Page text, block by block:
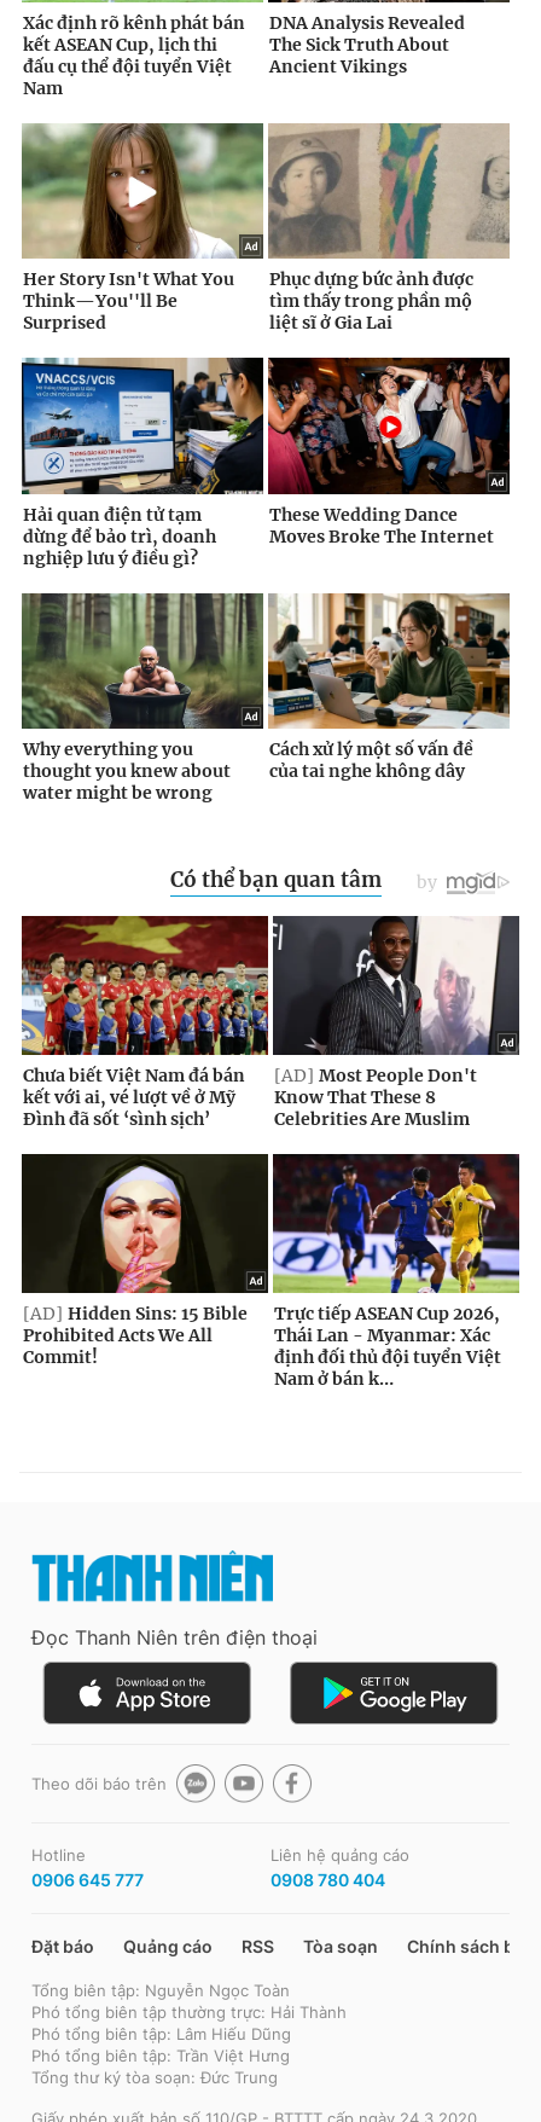
Đọc Thanh Niên trên điện thoại
Theo dõi báo trên
Hotline
0906 645 777
Liên hệ quảng cáo
0908 780 404
Đặt báo Quảng cáo RSS Tòa soạn Chính sách bảo
Tổng biên tập: Nguyễn Ngọc Toàn
Phó tổng biên tập thường trực: Hải Thành
Phó tổng biên tập: Lâm Hiếu Dũng
Phó tổng biên tập: Trần Việt Hưng
Tổng thư ký tòa soạn: Đức Trung
Giấy phép xuất bản số 110/GP - BTTTT cấp ngày 24.3.2020